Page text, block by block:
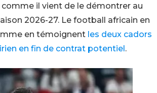
il vient de le démontrer au
2026-27. Le football africain en
en témoignent les deux cadors
en fin de contrat potentiel.